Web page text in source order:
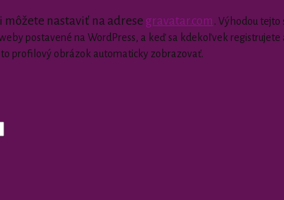
nastaviť na adrese gravatar.com . Výhodou tejto
postavené na WordPress, a keď sa kdekoľvek
profilový obrázok automaticky zobrazovať.